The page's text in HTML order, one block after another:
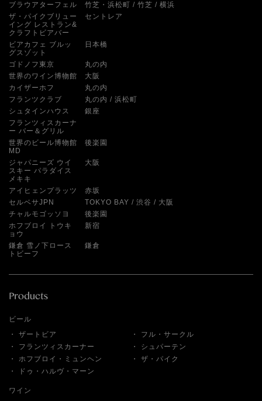
ブラウアターフェル
竹芝・浜松町 竹芝
横浜
ザ・パイクブリュー
イング レストラン&
クラフトビアバー
セントレア
ビアカフェ ブルッ
グスゾット
日本橋
ゴドノフ東京
丸の内
世界のワイン博物館
大阪
カイザーホフ
丸の内
フランツクラブ
丸の内
浜松町
シュタインハウス
銀座
フランツィスカーナ
ー バー＆グリル
世界のビール博物館
MD
後楽園
ジャパニーズ ウイ
スキー パラダイス
メキキ
大阪
アイヒェンプラッツ
赤坂
セルベサJPN
TOKYO BAY 渋谷
大阪
チャルモゴッソヨ
後楽園
ホフブロイ トウキ
ョウ
新宿
鎌倉 雪ノ下ロース
トビーフ
鎌倉
ビール
ザートビア
フル・サークル
フランツィスカーナー
シュパーテン
ホフブロイ・ミュンヘン
ザ・パイク
ドゥ・ハルヴ・マーン
ワイン